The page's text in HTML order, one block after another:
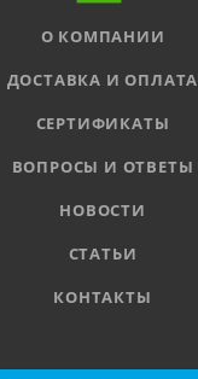
О КОМПАНИИ
ДОСТАВКА И ОПЛАТА
СЕРТИФИКАТЫ
ВОПРОСЫ И ОТВЕТЫ
НОВОСТИ
СТАТЬИ
КОНТАКТЫ